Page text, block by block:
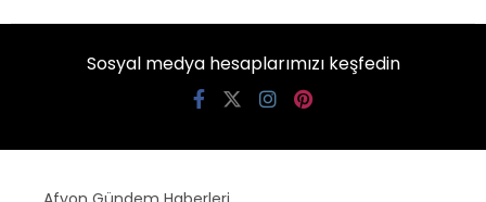
Sosyal medya hesaplarımızı keşfedin